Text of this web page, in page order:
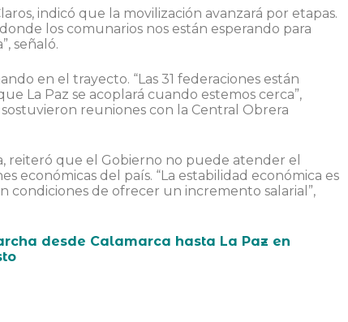
indicó que la movilización avanzará por etapas.
los comunarios nos están esperando para
señaló.
en el trayecto. “Las 31 federaciones están
La Paz se acoplará cuando estemos cerca”,
reuniones con la Central Obrera
reiteró que el Gobierno no puede atender el
económicas del país. “La estabilidad económica es
condiciones de ofrecer un incremento salarial”,
desde Calamarca hasta La Paz en